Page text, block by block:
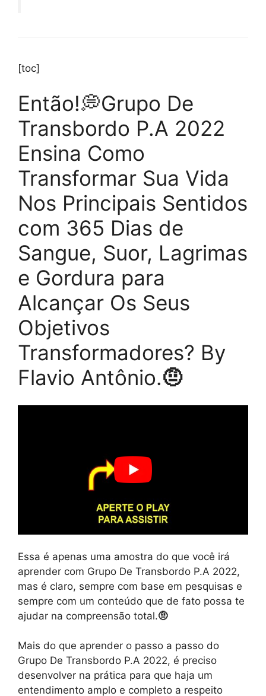
[toc]
Então!💭Grupo De
Transbordo P.A 2022
Ensina Como
Transformar Sua Vida
Nos Principais Sentidos
com 365 Dias de
Sangue, Suor, Lagrimas
e Gordura para
Alcançar Os Seus
Objetivos
Transformadores? By
Flavio Antônio.🤨
Essa é apenas uma amostra do que você irá
aprender com Grupo De Transbordo P.A 2022,
mas é claro, sempre com base em pesquisas e
sempre com um conteúdo que de fato possa te
ajudar na compreensão total.🤨
Mais do que aprender o passo a passo do
Grupo De Transbordo P.A 2022, é preciso
desenvolver na prática para que haja um
entendimento amplo e completo a respeito